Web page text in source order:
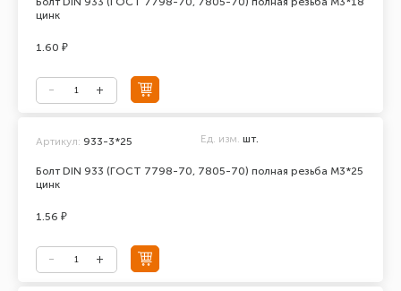
цинк
1.60 ₽
Болт DIN 933 (ГОСТ 7798-70, 7805-70) полная резьба М3*25
цинк
Артикул: 933-3*25 Ед. изм. шт.
1.56 ₽